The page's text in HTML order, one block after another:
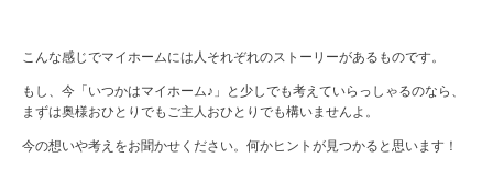
こんな感じでマイホームには人それぞれのストーリーがあるものです。
もし、今「いつかはマイホーム♪」と少しでも考えていらっしゃるのなら、
まずは奥様おひとりでもご主人おひとりでも構いませんよ。
今の想いや考えをお聞かせください。何かヒントが見つかると思います！